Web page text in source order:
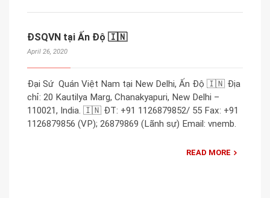
ĐSQVN tại Ấn Độ 🇮🇳
April 26, 2020
Đại Sứ Quán Việt Nam tại New Delhi, Ấn Độ 🇮🇳 Địa
chỉ: 20 Kautilya Marg, Chanakyapuri, New Delhi –
110021, India. 🇮🇳 ĐT: +91 1126879852/ 55 Fax: +91
1126879856 (VP); 26879869 (Lãnh sự) Email: vnemb.
READ MORE